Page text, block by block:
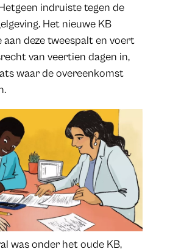
indruiste tegen de
Het nieuwe KB
aan deze tweespalt en voert
van veertien dagen in,
waar de overeenkomst
was onder het oude KB,